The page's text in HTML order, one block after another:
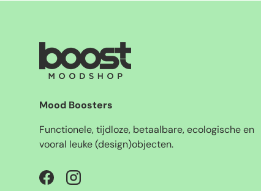
Mood Boosters
Functionele, tijdloze, betaalbare, ecologische en
vooral leuke (design)objecten.
FacebookInstagram